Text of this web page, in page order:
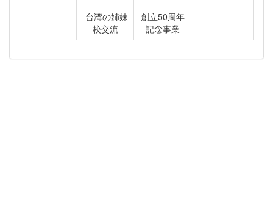
台湾の姉妹
校交流
創立50周年
記念事業